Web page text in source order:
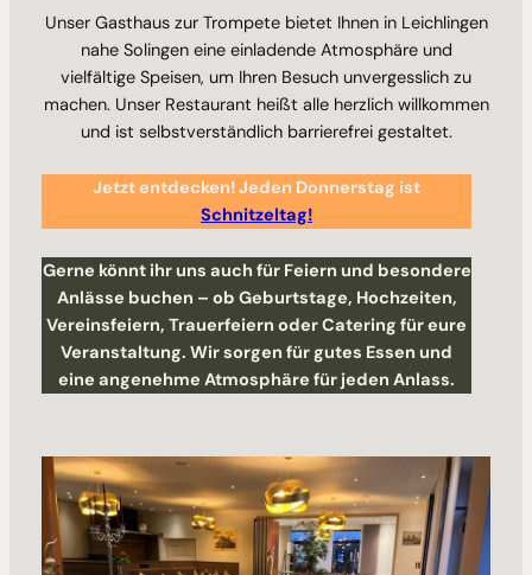
Unser Gasthaus zur Trompete bietet Ihnen in Leichlingen
nahe Solingen eine einladende Atmosphäre und
vielfältige Speisen, um Ihren Besuch unvergesslich zu
machen. Unser Restaurant heißt alle herzlich willkommen
und ist selbstverständlich barrierefrei gestaltet.
Jetzt entdecken! Jeden Donnerstag ist
Schnitzeltag!
Gerne könnt ihr uns auch für Feiern und besondere
Anlässe buchen – ob Geburtstage, Hochzeiten,
Vereinsfeiern, Trauerfeiern oder Catering für eure
Veranstaltung. Wir sorgen für gutes Essen und
eine angenehme Atmosphäre für jeden Anlass.